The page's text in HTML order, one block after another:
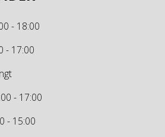
- 18:00
- 17:00
- 17:00
- 15:00